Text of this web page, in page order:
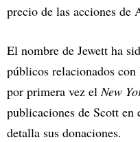
precio de las acciones de
El nombre de Jewett ha
públicos relacionados
por primera vez elNew
publicaciones de Scott
detalla sus donaciones.